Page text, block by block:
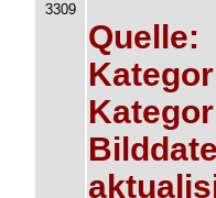
3309
Quelle: